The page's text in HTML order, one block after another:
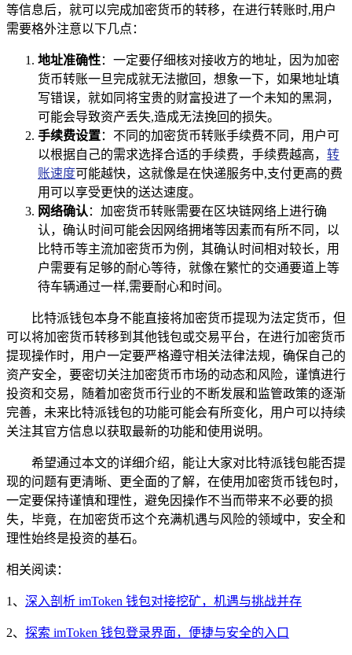
等信息后，就可以完成加密货币的转移，在进行转账时,用户
需要格外注意以下几点：
地址准确性：一定要仔细核对接收方的地址，因为加密
货币转账一旦完成就无法撤回，想象一下，如果地址填
写错误，就如同将宝贵的财富投进了一个未知的黑洞，
可能会导致资产丢失,造成无法挽回的损失。
手续费设置：不同的加密货币转账手续费不同，用户可
以根据自己的需求选择合适的手续费，手续费越高， 转
账速度可能越快，这就像是在快递服务中,支付更高的费
用可以享受更快的送达速度。
网络确认 ：加密货币转账需要在区块链网络上进行确
认，确认时间可能会因网络拥堵等因素而有所不同，以
比特币等主流加密货币为例，其确认时间相对较长，用
户需要有足够的耐心等待，就像在繁忙的交通要道上等
待车辆通过一样,需要耐心和时间。
比特派钱包本身不能直接将加密货币提现为法定货币，但
可以将加密货币转移到其他钱包或交易平台，在进行加密货币
提现操作时，用户一定要严格遵守相关法律法规，确保自己的
资产安全，要密切关注加密货币市场的动态和风险，谨慎进行
投资和交易，随着加密货币行业的不断发展和监管政策的逐渐
完善，未来比特派钱包的功能可能会有所变化，用户可以持续
关注其官方信息以获取最新的功能和使用说明。
希望通过本文的详细介绍，能让大家对比特派钱包能否提
现的问题有更清晰、更全面的了解，在使用加密货币钱包时，
一定要保持谨慎和理性，避免因操作不当而带来不必要的损
失，毕竟，在加密货币这个充满机遇与风险的领域中，安全和
理性始终是投资的基石。
相关阅读：
1、 深入剖析 imToken 钱包对接挖矿，机遇与挑战并存
2、 探索 imToken 钱包登录界面，便捷与安全的入口